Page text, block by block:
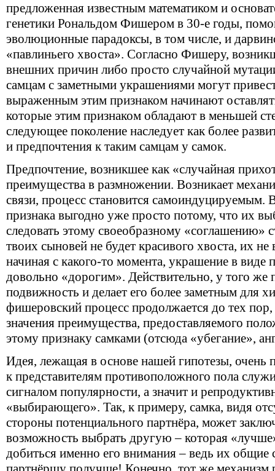
предложенная известным математиком и
генетики Рональдом Фишером в 30-е годы,
эволюционные парадоксы, в том числе, и
«павлиньего хвоста». Согласно Фишеру,
внешних причин либо просто случайной
самцам с заметными украшениями могут
выраженным этим признаком начинают
которые этим признаком обладают в меньшей
следующее поколение наследует как более
и предпочтения к таким самцам у самок.
Предпочтение, возникшее как «случайная
преимущества в размножении. Возникает
связи, процесс становится самоиндуцируемым.
признака выгодно уже просто потому, что их
следовать этому своеобразному «соглашению»
твоих сыновей не будет красивого хвоста, их
начиная с какого-то момента, украшение в виде
довольно «дорогим». Действительно, у того же
подвижность и делает его более заметным для
фишеровский процесс продолжается до тех пор,
значения преимущества, предоставляемого
этому признаку самками (отсюда «убегание»,
Идея, лежащая в основе нашей гипотезы, очень
к представителям противоположного пола
сигналом популярности, а значит и
«выбирающего». Так, к примеру, самка, видя
стороны потенциального партнёра, может
возможность выбрать другую – которая
добиться именно его внимания – ведь их общие